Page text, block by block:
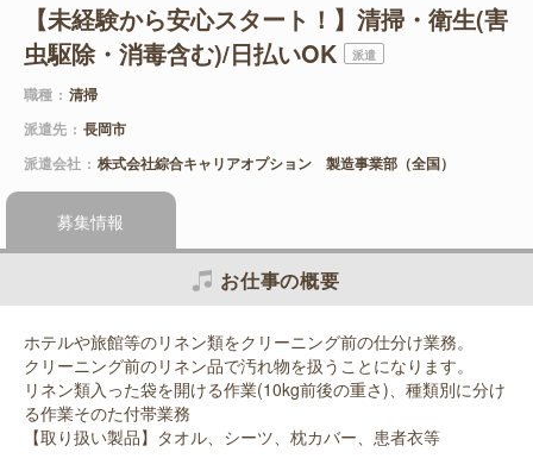
【未経験から安心スタート！】清掃・衛生(害
虫駆除・消毒含む)/日払いOK
派遣
職種
清掃
派遣先
長岡市
派遣会社
株式会社綜合キャリアオプション 製造事業部（全国）
募集情報
お仕事の概要
ホテルや旅館等のリネン類をクリーニング前の仕分け業務。
クリーニング前のリネン品で汚れ物を扱うことになります。
リネン類入った袋を開ける作業(10kg前後の重さ)、種類別に分け
る作業そのた付帯業務
【取り扱い製品】タオル、シーツ、枕カバー、患者衣等